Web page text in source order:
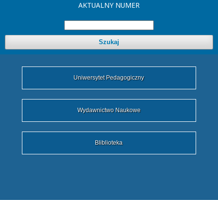
AKTUALNY NUMER
Szukaj
Uniwersytet Pedagogiczny
Wydawnictwo Naukowe
Bliblioteka